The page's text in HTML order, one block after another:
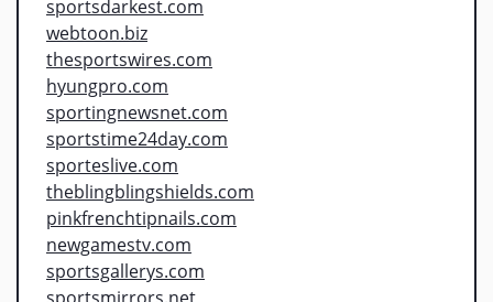
sportsdarkest.com
webtoon.biz
thesportswires.com
hyungpro.com
sportingnewsnet.com
sportstime24day.com
sporteslive.com
theblingblingshields.com
pinkfrenchtipnails.com
newgamestv.com
sportsgallerys.com